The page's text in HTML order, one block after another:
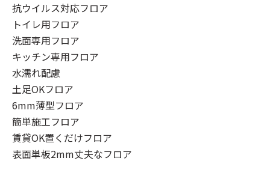
抗ウイルス対応フロア
トイレ用フロア
洗面専用フロア
キッチン専用フロア
水濡れ配慮
土足OKフロア
6mm薄型フロア
簡単施工フロア
賃貸OK置くだけフロア
表面単板2mm丈夫なフロア